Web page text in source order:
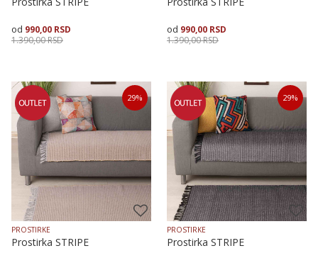
990,00 RSD
1.390,00RSD
Veličina
70X120 70X160 70X200
Dodaj u korpu
990,00 RSD
1.390,00RSD
Veličina
70X120
Dodaj u korpu
29%
PROSTIRKE
Prostirka STRIPE
29%
PROSTIRKE
Prostirka STRIPE